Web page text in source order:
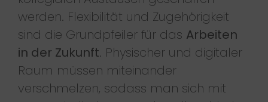
werden. Flexibilität und Zugehörigkeit
sind die Grundpfeiler für das Arbeiten
in der Zukunft. Physischer und digitaler
Raum müssen miteinander
verschmelzen, sodass man sich mit